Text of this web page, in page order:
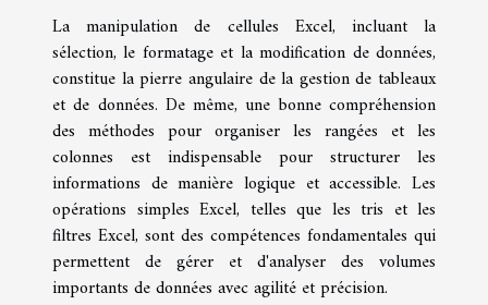
La manipulation de cellules Excel, incluant la
sélection, le formatage et la modification de données,
constitue la pierre angulaire de la gestion de tableaux
et de données. De même, une bonne compréhension
des méthodes pour organiser les rangées et les
colonnes est indispensable pour structurer les
informations de manière logique et accessible. Les
opérations simples Excel, telles que les tris et les
filtres Excel, sont des compétences fondamentales qui
permettent de gérer et d'analyser des volumes
importants de données avec agilité et précision.